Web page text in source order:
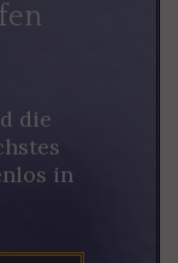
die
in